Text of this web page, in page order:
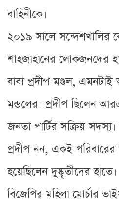
বাহিনীকে।
২০১৯ সালে সন্দেশখালির
শাহজাহানের লোকজনদের
বাবা প্রদীপ মণ্ডল, এমনটাই
মন্ডলের। প্রদীপ ছিলেন
জনতা পার্টির সক্রিয়
প্রদীপ নন, একই
হয়েছিলেন দুষ্কৃতীদের হাতে।
বিজেপির মহিলা মোর্চার